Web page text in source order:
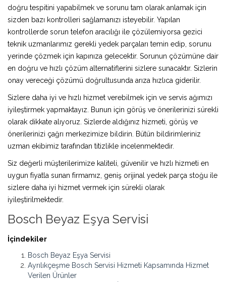
doğru tespitini yapabilmek ve sorunu tam olarak anlamak için
sizden bazı kontrolleri sağlamanızı isteyebilir. Yapılan
kontrollerde sorun telefon aracılığı ile çözülemiyorsa gezici
teknik uzmanlarımız gerekli yedek parçaları temin edip, sorunu
yerinde çözmek için kapınıza gelecektir. Sorunun çözümüne dair
en doğru ve hızlı çözüm alternatiflerini sizlere sunacaktır. Sizlerin
onay vereceği çözümü doğrultusunda arıza hızlıca giderilir.
Sizlere daha iyi ve hızlı hizmet verebilmek için ve servis ağımızı
iyileştirmek yapmaktayız. Bunun için görüş ve önerilerinizi sürekli
olarak dikkate alıyoruz. Sizlerde aldığınız hizmeti, görüş ve
önerilerinizi çağrı merkezimize bildirin. Bütün bildirimleriniz
uzman ekibimiz tarafından titizlikle incelenmektedir.
Siz değerli müşterilerimize kaliteli, güvenilir ve hızlı hizmeti en
uygun fiyatla sunan firmamız, geniş orijinal yedek parça stoğu ile
sizlere daha iyi hizmet vermek için sürekli olarak
iyileştirilmektedir.
Bosch Beyaz Eşya Servisi
İçindekiler
Bosch Beyaz Eşya Servisi
Ayrılıkçeşme Bosch Servisi Hizmeti Kapsamında Hizmet
Verilen Ürünler